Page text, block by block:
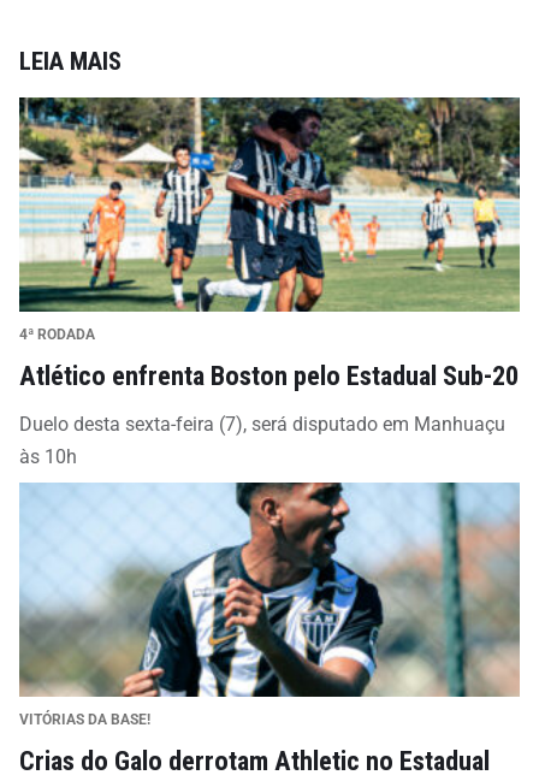
LEIA MAIS
4ª RODADA
Atlético enfrenta Boston pelo Estadual Sub-20
Duelo desta sexta-feira (7), será disputado em Manhuaçu
às 10h
VITÓRIAS DA BASE!
Crias do Galo derrotam Athletic no Estadual